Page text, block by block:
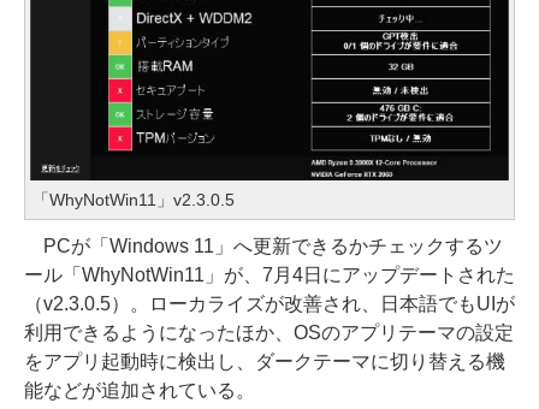
「WhyNotWin11」v2.3.0.5
PCが「Windows 11」へ更新できるかチェックするツ
ール「WhyNotWin11」が、7月4日にアップデートされた
（v2.3.0.5）。ローカライズが改善され、日本語でもUIが
利用できるようになったほか、OSのアプリテーマの設定
をアプリ起動時に検出し、ダークテーマに切り替える機
能などが追加されている。